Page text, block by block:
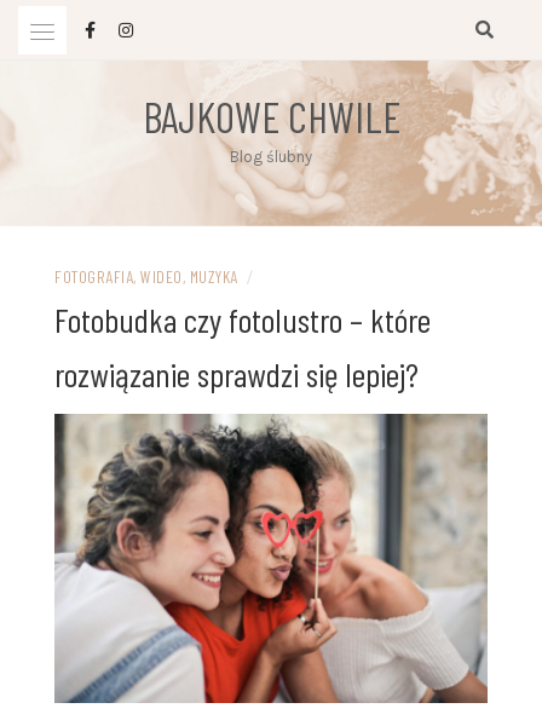
BAJKOWE CHWILE
Blog ślubny
FOTOGRAFIA, WIDEO, MUZYKA /
Fotobudka czy fotolustro – które
rozwiązanie sprawdzi się lepiej?